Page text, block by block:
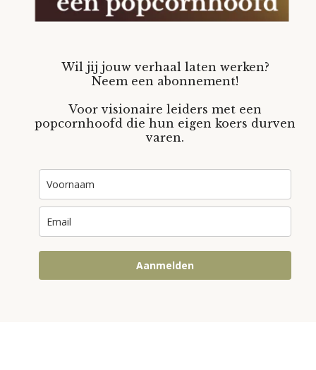
Wil jij jouw verhaal laten werken?
Neem een abonnement!
Voor visionaire leiders met een
popcornhoofd die hun eigen koers durven
varen.
Aanmelden